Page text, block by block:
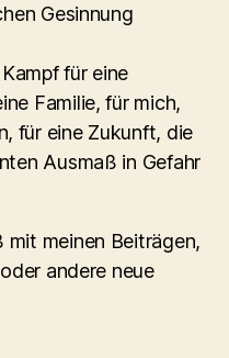
Gesinnung
für eine
Familie, für mich,
für eine Zukunft, die
Ausmaß in Gefahr
mit meinen Beiträgen,
andere neue